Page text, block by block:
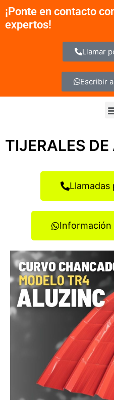
contenido
¡Ponte en contacto
expertos!
Llamar
Escribir
TIJERALES DE